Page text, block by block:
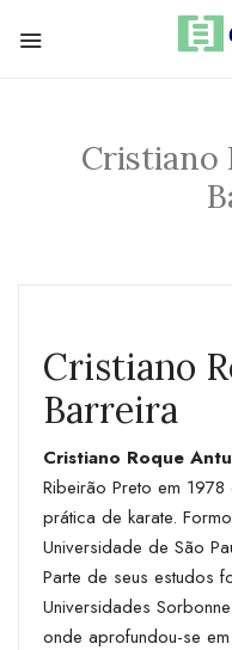
Cristiano
Cristiano
Barreira
Cristiano Roque
Ribeirão Preto em
prática de karate.
Universidade de São
Parte de seus estudos
Universidades
onde aprofundou-se